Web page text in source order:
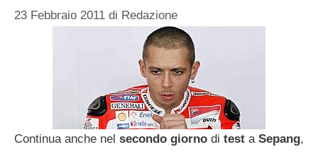
23 Febbraio 2011 di Redazione
Continua anche nel secondo giorno di test a Sepang,